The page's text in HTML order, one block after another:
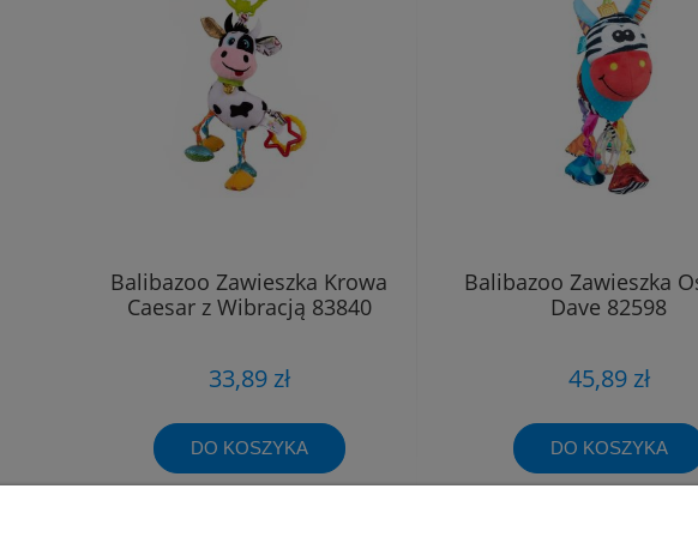
Balibazoo Zawieszka Krowa
Caesar z Wibracją 83840
33,89 zł
DO KOSZYKA
Balibazoo Zawieszka
Dave 82598
45,89 zł
DO KOSZYKA